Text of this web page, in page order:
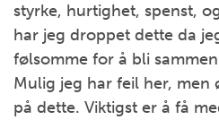
styrke, hurtighet, spenst,
har jeg droppet dette da
følsomme for å bli
Mulig jeg har feil her, men
på dette. Viktigst er å få